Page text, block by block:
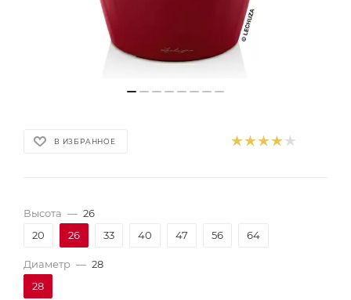
В ИЗБРАННОЕ
Высота — 26
20
26 33 40 47 56 64
Диаметр — 28
28